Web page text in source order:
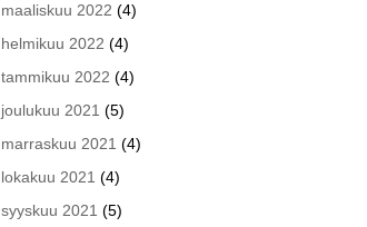
maaliskuu 2022 (4)
helmikuu 2022 (4)
tammikuu 2022 (4)
joulukuu 2021 (5)
marraskuu 2021 (4)
lokakuu 2021 (4)
syyskuu 2021 (5)